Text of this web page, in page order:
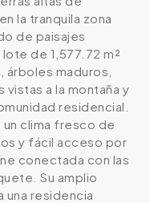
la tranquila zona
de paisajes
de 1,577.72 m²
árboles maduros,
a la montaña y
residencial.
clima fresco de
y fácil acceso por
conectada con las
Su amplio
residencia